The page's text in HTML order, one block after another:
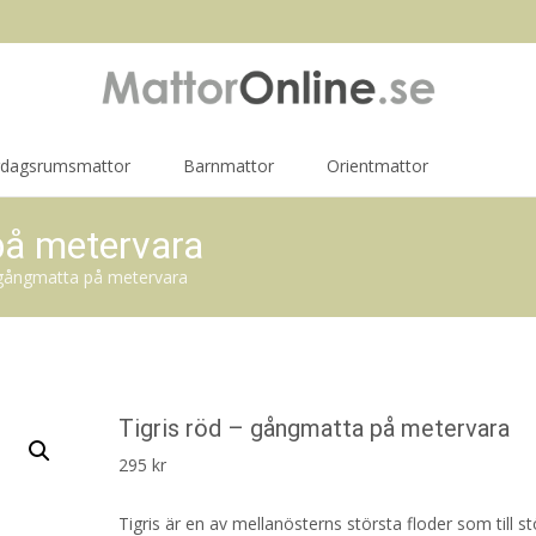
Barnmattor Orientmattor
metervara
på metervara
Tigris röd – gångmatta på metervara
295kr
Tigris är en av mellanösterns största floder som till